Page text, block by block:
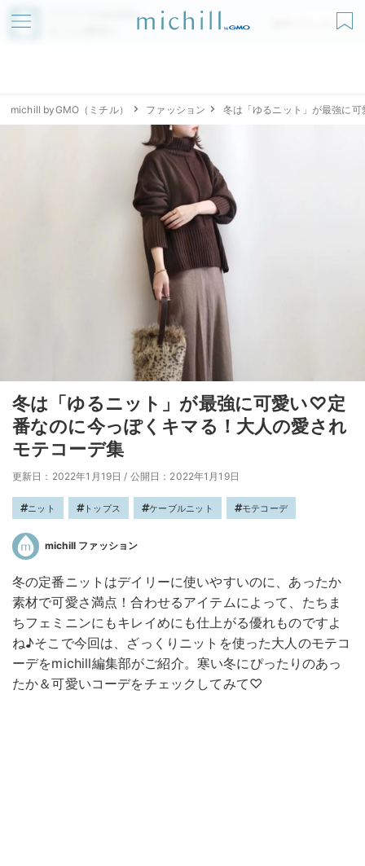
アプリでmichillが
無料ダウンロード
michill byGMO（ミチル） ファッション 冬は「ゆるニット」が最強に
冬は「ゆるニット」が最強に可愛い♡定
番なのに今っぽくキマる！大人の愛され
モテコーデ集
更新日：2022年1月19日 / 公開日：2022年1月19日
ニット トップス ケーブルニット モテコーデ
michill ファッション
冬の定番ニットはデイリーに使いやすいのに、あったか
素材で可愛さ満点！合わせるアイテムによって、たちま
ちフェミニンにもキレイめにも仕上がる優れものですよ
ね♪そこで今回は、ざっくりニットを使った大人のモテコ
ーデをmichill編集部がご紹介。寒い冬にぴったりのあっ
たか＆可愛いコーデをチェックしてみて♡